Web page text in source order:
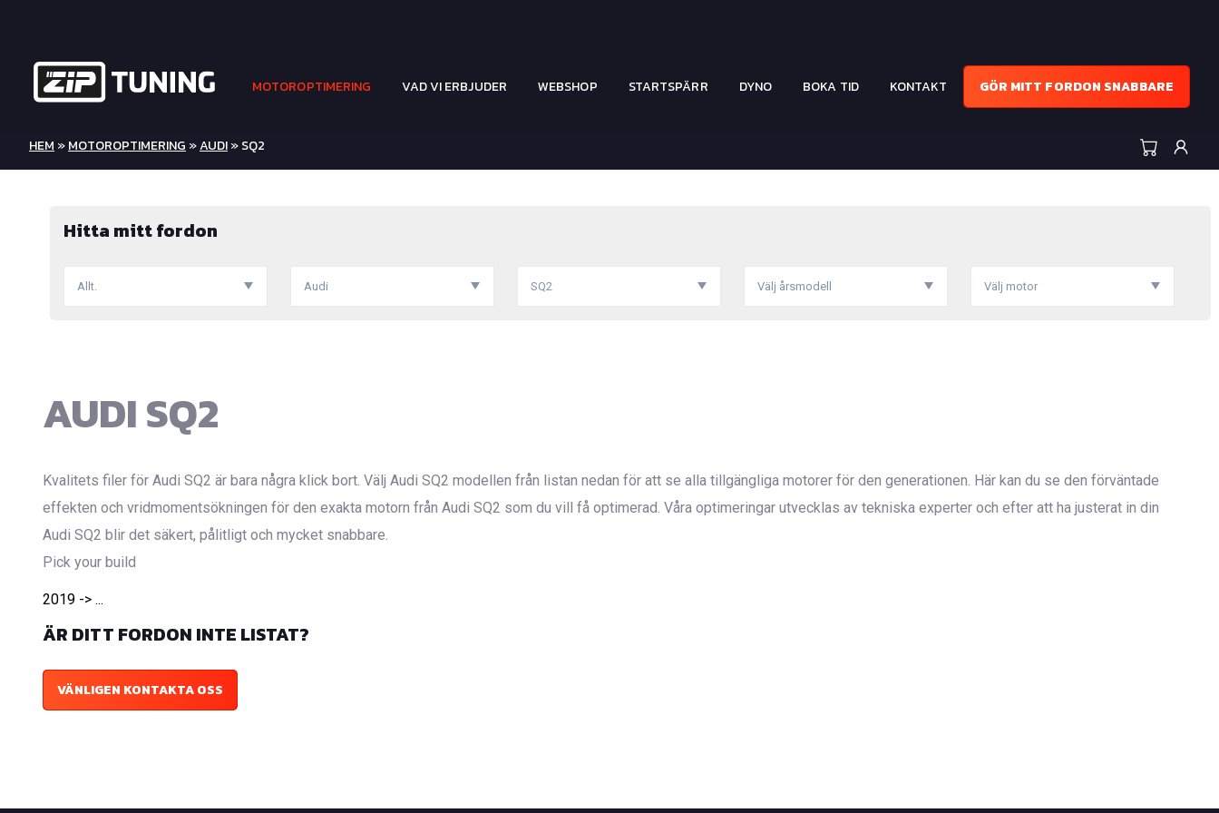
MOTOROPTIMERING VAD VI ERBJUDER WEBSHOP STARTSPÄRR DYNO BOKA TID KONTAKT GÖR MITT FORDON SNABBARE
HEM »MOTOROPTIMERING »AUDI» SQ2
Hitta mitt fordon
Allt. Audi SQ2 Välj årsmodell Välj motor
AUDI SQ2
Kvalitets filer för Audi SQ2 är bara några klick bort. Välj Audi SQ2 modellen från listan nedan för att se alla tillgängliga motorer för den generationen. Här kan du se den förväntade
effekten och vridmomentsökningen för den exakta motorn från Audi SQ2 som du vill få optimerad. Våra optimeringar utvecklas av tekniska experter och efter att ha justerat in din
Audi SQ2 blir det säkert, pålitligt och mycket snabbare.
Pick your build
2019 -> ...
ÄR DITT FORDON INTE LISTAT?
VÄNLIGEN KONTAKTA OSS